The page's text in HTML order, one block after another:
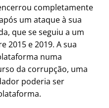
completamente
um ataque à sua
que se seguiu a um
2015 e 2019. A sua
numa
da corrupção, uma
poderia ser